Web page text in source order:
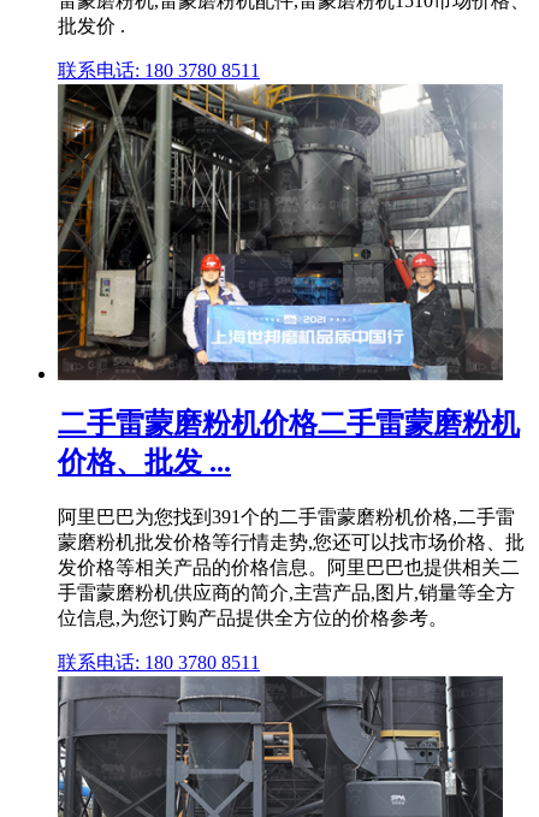
批发价 .
联系电话: 180 3780 8511
二手雷蒙磨粉机价格二手雷蒙磨粉机
价格、批发 ...
阿里巴巴为您找到391个的二手雷蒙磨粉机价格,二手雷
蒙磨粉机批发价格等行情走势,您还可以找市场价格、批
发价格等相关产品的价格信息。阿里巴巴也提供相关二
手雷蒙磨粉机供应商的简介,主营产品,图片,销量等全方
位信息,为您订购产品提供全方位的价格参考。
联系电话: 180 3780 8511